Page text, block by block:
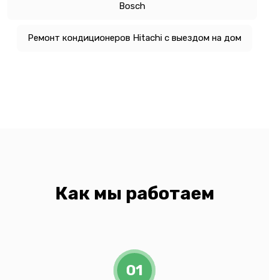
Bosch
Ремонт кондиционеров Hitachi с выездом на дом
Как мы работаем
01